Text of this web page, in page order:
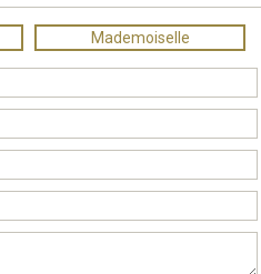
Mademoiselle